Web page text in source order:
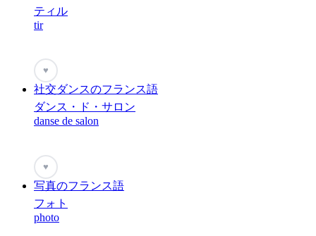
ティル
tir
♥
社交ダンスのフランス語
ダンス・ド・サロン
danse de salon
♥
写真のフランス語
フォト
photo